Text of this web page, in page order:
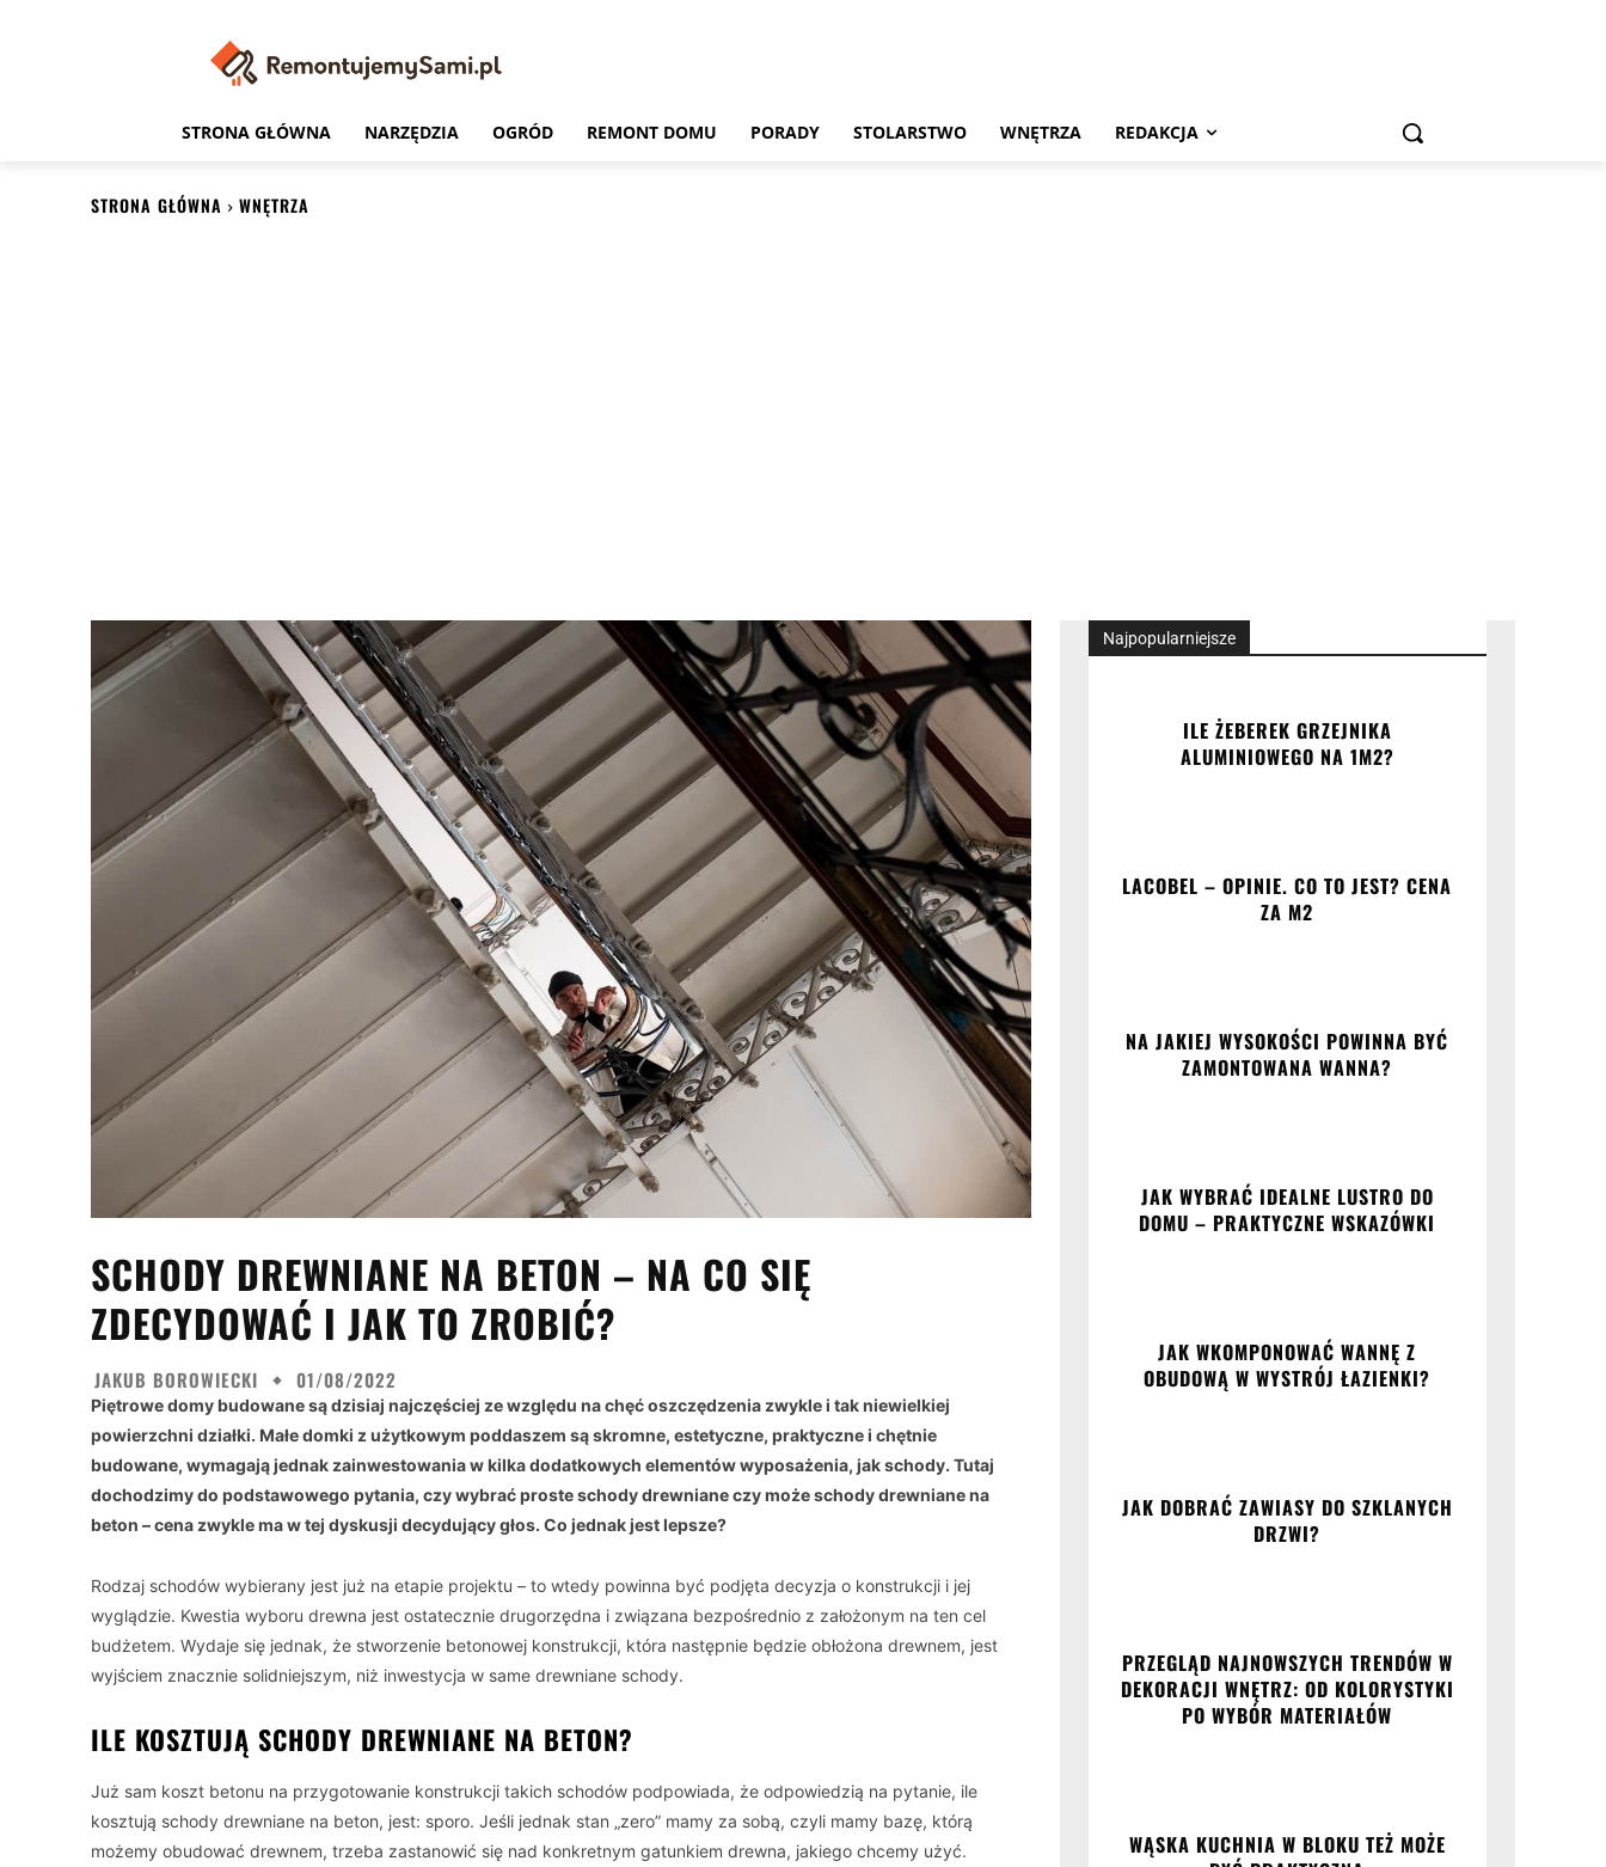
STRONA GŁÓWNA NARZĘDZIA OGRÓD REMONT DOMU PORADY STOLARSTWO WNĘTRZA REDAKCJA
STRONA GŁÓWNA WNĘTRZA
SCHODY DREWNIANE NA BETON – NA CO SIĘ
ZDECYDOWAĆ I JAK TO ZROBIĆ?
JAKUB BOROWIECKI 01/08/2022
Piętrowe domy budowane są dzisiaj najczęściej ze względu na chęć oszczędzenia zwykle i tak niewielkiej
powierzchni działki. Małe domki z użytkowym poddaszem są skromne, estetyczne, praktyczne i chętnie
budowane, wymagają jednak zainwestowania w kilka dodatkowych elementów wyposażenia, jak schody. Tutaj
dochodzimy do podstawowego pytania, czy wybrać proste schody drewniane czy może schody drewniane na
beton – cena zwykle ma w tej dyskusji decydujący głos. Co jednak jest lepsze?
Rodzaj schodów wybierany jest już na etapie projektu – to wtedy powinna być podjęta decyzja o konstrukcji i jej
wyglądzie. Kwestia wyboru drewna jest ostatecznie drugorzędna i związana bezpośrednio z założonym na ten cel
budżetem. Wydaje się jednak, że stworzenie betonowej konstrukcji, która następnie będzie obłożona drewnem, jest
wyjściem znacznie solidniejszym, niż inwestycja w same drewniane schody.
ILE KOSZTUJĄ SCHODY DREWNIANE NA BETON?
Już sam koszt betonu na przygotowanie konstrukcji takich schodów podpowiada, że odpowiedzią na pytanie, ile
kosztują schody drewniane na beton, jest: sporo. Jeśli jednak stan „zero” mamy za sobą, czyli mamy bazę, którą
możemy obudować drewnem, trzeba zastanowić się nad konkretnym gatunkiem drewna, jakiego chcemy użyć.
Najpopularniejsze
ILE ŻEBEREK GRZEJNIKA
ALUMINIOWEGO NA 1M2?
LACOBEL – OPINIE. CO TO JEST? CENA
ZA M2
NA JAKIEJ WYSOKOŚCI POWINNA BYĆ
ZAMONTOWANA WANNA?
JAK WYBRAĆ IDEALNE LUSTRO DO
DOMU – PRAKTYCZNE WSKAZÓWKI
JAK WKOMPONOWAĆ WANNĘ Z
OBUDOWĄ W WYSTRÓJ ŁAZIENKI?
JAK DOBRAĆ ZAWIASY DO SZKLANYCH
DRZWI?
PRZEGLĄD NAJNOWSZYCH TRENDÓW W
DEKORACJI WNĘTRZ: OD KOLORYSTYKI
PO WYBÓR MATERIAŁÓW
WĄSKA KUCHNIA W BLOKU TEŻ MOŻE